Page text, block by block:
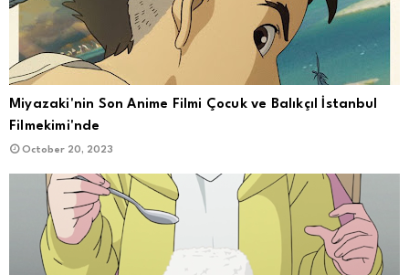
Miyazaki'nin Son Anime Filmi Çocuk ve Balıkçıl İstanbul
Filmekimi'nde
October 20, 2023